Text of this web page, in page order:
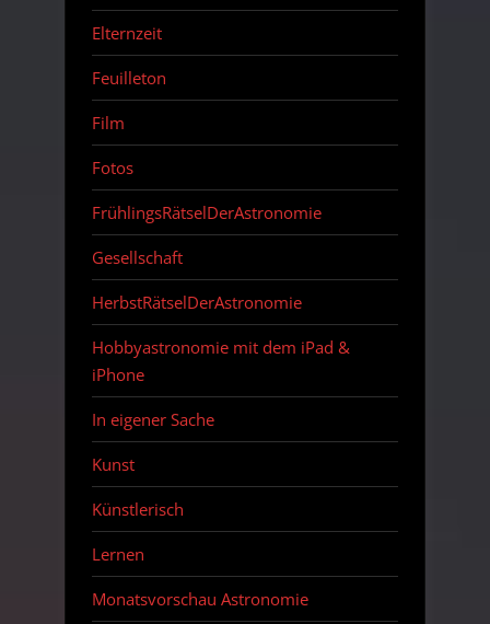
Elternzeit
Feuilleton
Film
Fotos
FrühlingsRätselDerAstronomie
Gesellschaft
HerbstRätselDerAstronomie
Hobbyastronomie mit dem iPad &
iPhone
In eigener Sache
Kunst
Künstlerisch
Lernen
Monatsvorschau Astronomie